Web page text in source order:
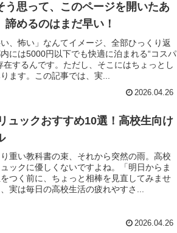
思って、このページを開いたあ
めるのはまだ早い！
、怖い」なんてイメージ、全部ひっくり返
には5000円以下でも快適に泊まれる“コスパ
在するんです。ただし、そこにはちょっとし
ます。この記事では、実...
2026.04.26
ュックおすすめ10選！高校生向け
重い教科書の束、それから突然の雨。高校
ックに優しくないですよね。「明日からま
つく前に、ちょっと相棒を見直してみませ
実は毎日の高校生活の疲れやすさ...
2026.04.26